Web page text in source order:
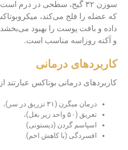
سوزن ۳۲ گیج، سطحی در درم
که عضله را فلج می‌کند،
داده و بافت پوست را بهبود می‌بخشد؛
و آکنه روزاسه مناسب است.
کاربردهای درمانی
کاربردهای درمانی بوتاکس عبارتند
درمان میگرن (۳۱ تزریق در سر)،
تعریق (۵۰ واحد زیر بغل)،
اسپاسم گردن (دیستونی)
افسردگی (با کاهش اخم).